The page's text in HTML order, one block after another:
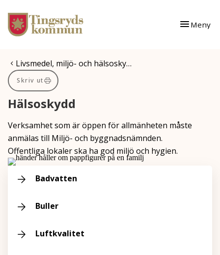
Gå till innehåll
Gå till huvudmeny
Meny
Du är här:
Livsmedel, miljö- och hälsosky…
Skriv ut
Hälsoskydd
Verksamhet som är öppen för allmänheten måste
anmälas till Miljö- och byggnadsnämnden.
Offentliga lokaler ska ha god miljö och hygien.
Badvatten
Buller
Luftkvalitet